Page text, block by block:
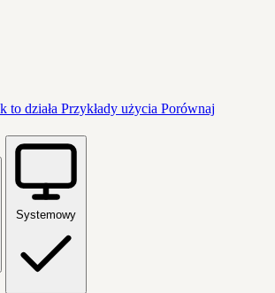
to działa Przykłady użycia Porównaj
Systemowy